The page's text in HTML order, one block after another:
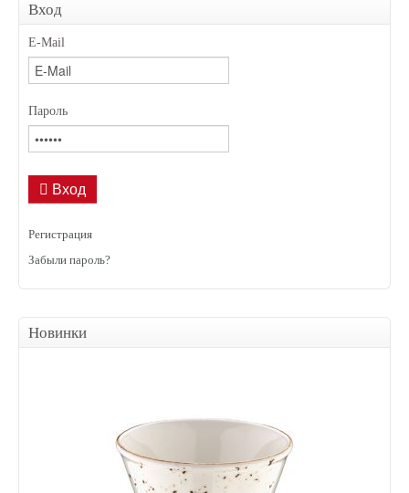
Вход
E-Mail
Пароль
Вход
Регистрация
Забыли пароль?
Новинки